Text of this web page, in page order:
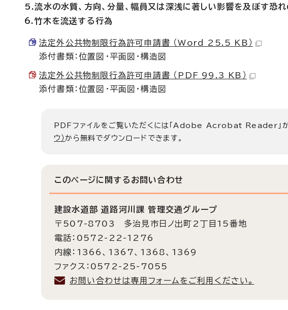
5.流水の水質、方向、分量、幅員又は深浅に著しい影響を及ぼす恐れ
6.竹木を流送する行為
法定外公共物制限行為許可申請書 （Word 25.5 KB）
添付書類：位置図・平面図・構造図
法定外公共物制限行為許可申請書 （PDF 99.3 KB）
添付書類：位置図・平面図・構造図
PDFファイルをご覧いただくには「Adobe Acrobat Reader」が
ウ）から無料でダウンロードできます。
このページに関する お問い合わせ
建設水道部 道路河川課 管理交通グループ
〒507-8703 多治見市日ノ出町2丁目15番地
電話：0572-22-1276
内線：1366、1367、1368、1369
ファクス：0572-25-7055
お問い合わせは専用フォームをご利用ください。